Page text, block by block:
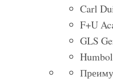
Carl
F+U
GLS